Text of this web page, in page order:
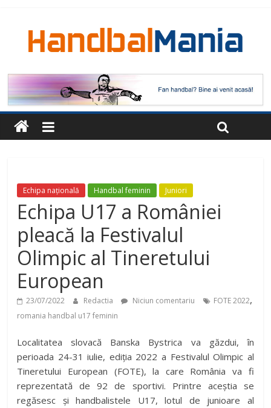
Echipa națională Handbal feminin Juniori
Echipa U17 a României
pleacă la Festivalul
Olimpic al Tineretului
European
23/07/2022 Redactia Niciun comentariu FOTE 2022,
romania handbal u17 feminin
Localitatea slovacă Banska Bystrica va găzdui, în
perioada 24-31 iulie, ediția 2022 a Festivalul Olimpic al
Tineretului European (FOTE), la care România va fi
reprezentată de 92 de sportivi. Printre aceștia se
regăsesc și handbalistele U17, lotul de junioare al